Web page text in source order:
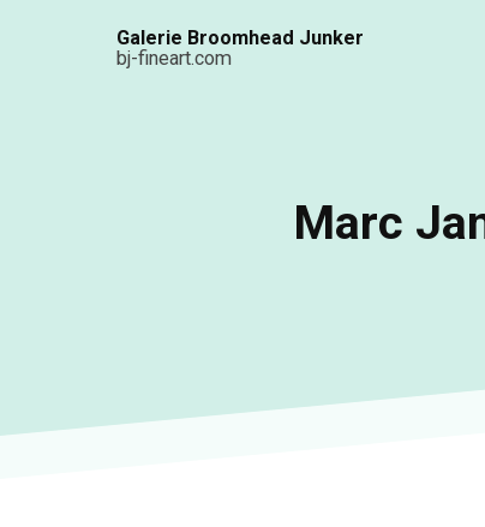
Galerie Broomhead Junker
bj-fineart.com
Marc